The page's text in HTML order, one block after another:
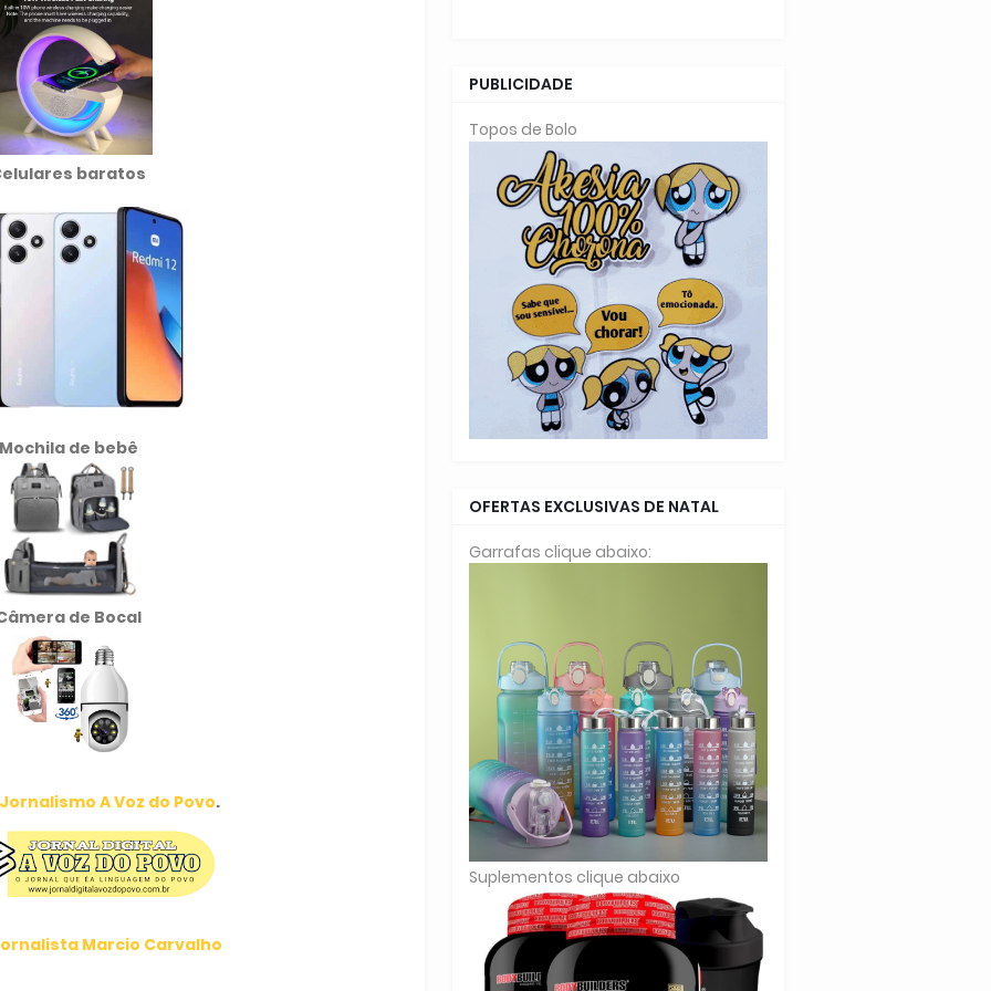
baratos
de bebê
de Bocal
Jornalismo A Voz do Povo.
Marcio Carvalho
PUBLICIDADE
Topos de Bolo
OFERTAS EXCLUSIVAS DE NATAL
Garrafas clique abaixo:
Suplementos clique abaixo